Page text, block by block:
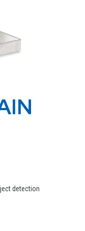
detection